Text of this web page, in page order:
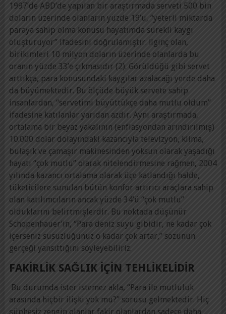
1997’de ABD’de yapılan bir araştırmada serveti 500 bin
doların üzerinde olanların yüzde 19’u, “yeterli miktarda
paraya sahip olma konusu hayatımda sürekli kaygı
oluşturuyor” ifadesini doğrulamıştır. İlginç olan,
birikimleri 10 milyon doların üzerinde olanlarda bu
oranın yüzde 33’e çıkmasıdır (2). Görüldüğü gibi servet
arttıkça, para konusundaki kaygılar azalacağı yerde daha
da büyümektedir. Bu ölçüde büyük servete sahip
insanlardan, “servetimi büyüttükçe daha mutlu oldum”
ifadesine katılanlar yarıdan azdır. Aynı araştırmada,
ortalama bir beyaz yakalının (enflasyondan arındırılmış)
10.000 dolar dolayındaki kazancıyla televizyon, klima,
bulaşık ve çamaşır makinesinden yoksun olarak yaşadığı
hayatı “çok mutlu” olarak nitelendirmesine rağmen, 2004
yılında kazancı ortalama olarak üçe katlandığı halde,
tüketicilere sunulan bütün konfor artırıcı araçlara sahip
olan katılımcıların ancak yüzde 34’ü “çok mutlu”
olduklarını belirtmişlerdir. Bu noktada düşünür
Schopenhauer’in, “Para deniz suyu gibidir, ne kadar çok
içerseniz susuzluğunuz o kadar çok artar,” sözünün
gerçeği yansıttığını söyleyebiliriz.
FAKIRLIK SAĞLIK IÇIN TEHLIKELIDIR
Bu durumda ister istemez akla, “Para ile mutluluk
arasında hiçbir ilişki yok mu?” sorusu gelmektedir. Hiç
şüphesiz zengin olanlar fakir olanlardan sadece daha